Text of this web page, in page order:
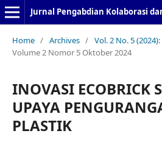
Jurnal Pengabdian Kolaborasi
Home / Archives / Vol. 2 No. 5
Volume 2 Nomor 5 Oktober 2024
INOVASI ECOBRICK
UPAYA
PLASTIK